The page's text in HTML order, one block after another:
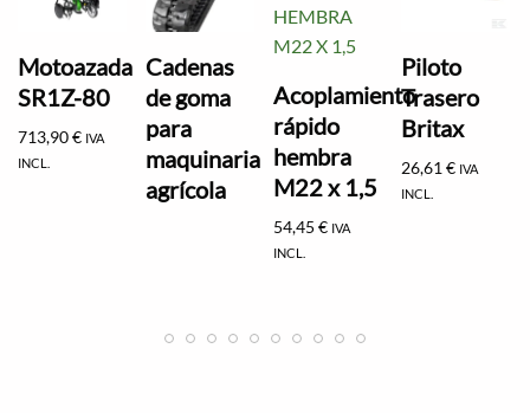
Motoazada
SR1Z-80
713,90€ IVA
INCL.
Cadenas
de goma
para
maquinaria
agrícola
Acoplamiento
rápido
hembra
M22 x 1,5
54,45€ IVA
INCL.
Piloto
Trasero
Britax
26,61€ IVA
INCL.